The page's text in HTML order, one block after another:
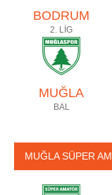
BODRUM
2. LİG
MUĞLA
BAL
MUĞLA SÜPER